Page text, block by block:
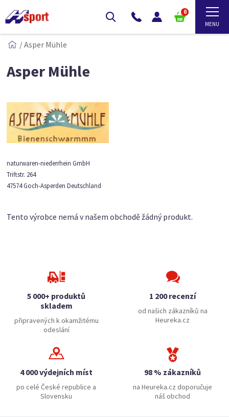
0
/Asper Mühle
Asper Mühle
naturwaren-niederrhein GmbH
Triftstr. 264
47574 Goch-Asperden Deutschland
Tento výrobce nemá v našem obchodě žádný produkt.
5 000+ produktů
skladem
připravených k okamžitému
odeslání
1 200 recenzí
od našich zákazníků na
Heureka.cz
4 000 výdejních míst
po celé České republice a
Slovensku
98 % zákazníků
na Heureka.cz doporučuje
náš obchod